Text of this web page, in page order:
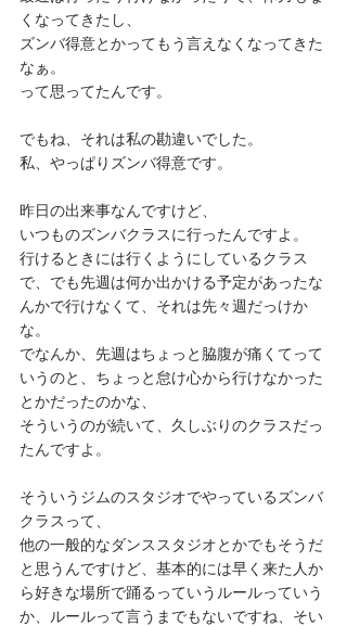
くなってきたし、
ズンバ得意とかってもう言えなくなってきた
なぁ。
って思ってたんです。
でもね、それは私の勘違いでした。
私、やっぱりズンバ得意です。
昨日の出来事なんですけど、
いつものズンバクラスに行ったんですよ。
行けるときには行くようにしているクラス
で、でも先週は何か出かける予定があったな
んかで行けなくて、それは先々週だっけか
な。
でなんか、先週はちょっと脇腹が痛くてって
いうのと、ちょっと怠け心から行けなかった
とかだったのかな、
そういうのが続いて、久しぶりのクラスだっ
たんですよ。
そういうジムのスタジオでやっているズンバ
クラスって、
他の一般的なダンススタジオとかでもそうだ
と思うんですけど、基本的には早く来た人か
ら好きな場所で踊るっていうルールっていう
か、ルールって言うまでもないですね、そい